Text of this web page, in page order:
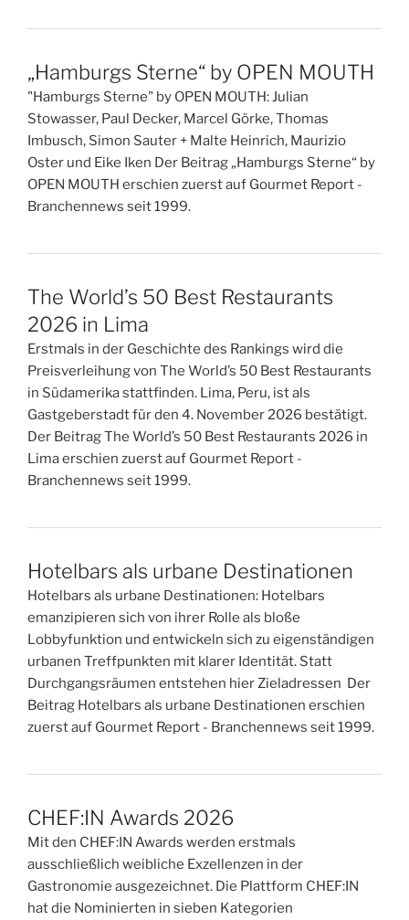
„Hamburgs Sterne“ by OPEN MOUTH
"Hamburgs Sterne" by OPEN MOUTH: Julian
Stowasser, Paul Decker, Marcel Görke, Thomas
Imbusch, Simon Sauter + Malte Heinrich, Maurizio
Oster und Eike Iken Der Beitrag „Hamburgs Sterne“ by
OPEN MOUTH erschien zuerst auf Gourmet Report -
Branchennews seit 1999.
The World’s 50 Best Restaurants
2026 in Lima
Erstmals in der Geschichte des Rankings wird die
Preisverleihung von The World’s 50 Best Restaurants
in Südamerika stattfinden. Lima, Peru, ist als
Gastgeberstadt für den 4. November 2026 bestätigt.
Der Beitrag The World’s 50 Best Restaurants 2026 in
Lima erschien zuerst auf Gourmet Report -
Branchennews seit 1999.
Hotelbars als urbane Destinationen
Hotelbars als urbane Destinationen: Hotelbars
emanzipieren sich von ihrer Rolle als bloße
Lobbyfunktion und entwickeln sich zu eigenständigen
urbanen Treffpunkten mit klarer Identität. Statt
Durchgangsräumen entstehen hier Zieladressen Der
Beitrag Hotelbars als urbane Destinationen erschien
zuerst auf Gourmet Report - Branchennews seit 1999.
CHEF:IN Awards 2026
Mit den CHEF:IN Awards werden erstmals
ausschließlich weibliche Exzellenzen in der
Gastronomie ausgezeichnet. Die Plattform CHEF:IN
hat die Nominierten in sieben Kategorien